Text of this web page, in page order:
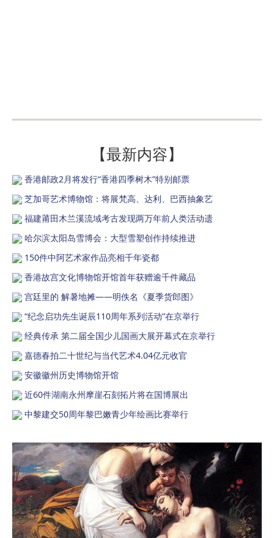
【最新内容】
香港邮政2月将发行“香港四季树木”特别邮票
芝加哥艺术博物馆：将展梵高、达利、巴西抽象艺
福建莆田木兰溪流域考古发现两万年前人类活动遗
哈尔滨太阳岛雪博会：大型雪塑创作持续推进
150件中阿艺术家作品亮相千年瓷都
香港故宫文化博物馆开馆首年获赠逾千件藏品
宫廷里的 解暑地摊——明佚名《夏季货郎图》
“纪念启功先生诞辰110周年系列活动”在京举行
经典传承 第二届全国少儿国画大展开幕式在京举行
嘉德春拍二十世纪与当代艺术4.04亿元收官
安徽徽州历史博物馆开馆
近60件湖南永州摩崖石刻拓片将在国博展出
中黎建交50周年黎巴嫩青少年绘画比赛举行